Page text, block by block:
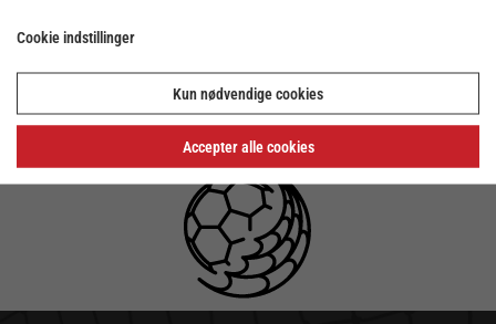
Silkeborg-Voel KFUM - Aarhus United
Kampene bliver spillet mellem jul og nytår,
mens Santander Final4 afholdes 1. og 2.
april 2023.
Cookie indstillinger
Kun nødvendige cookies
Accepter alle cookies